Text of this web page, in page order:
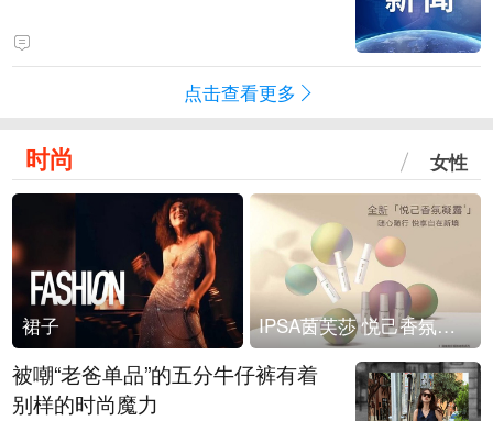
点击查看更多
时尚 女性
裙子 IPSA茵芙莎 悦己香氛凝露上市
被嘲“老爸单品”的五分牛仔裤有着
别样的时尚魔力